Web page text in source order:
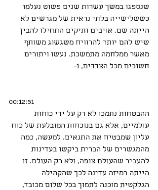
שנספגו במשך עשרות שנים פשוט נעלמו
כששלישייה בלתי נראית של מגרשים לא
הייתה שם. אויבים ותיקים התחילו להבין
שיש להם יותר להרוויח משגשוג משותף
מאשר ממלחמה מתמשכת. נעשו ויתורים
חשובים מכל הצדדים, ו-
00:12:51
ההבטחות נתמכו לא רק על ידי כוחות
עולמיים, אלא גם בנוכחות המובלעת של כוח
עליון שמבטיח את התנאים. למעשה, כמה
מהמגשרים של הברית ביקשו בעדינות
להעביר שהעולם צופה, ולא רק העולם. זו
הייתה רמיזה עדינה לכך שהקהילה
הגלקטית מוכנה לתמוך בכל שלום מכובד,